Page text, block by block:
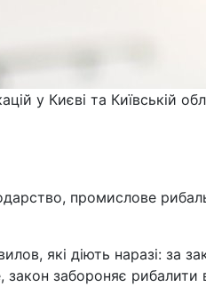
у Києві та Київській
промислове
які діють наразі: за
забороняє рибалити